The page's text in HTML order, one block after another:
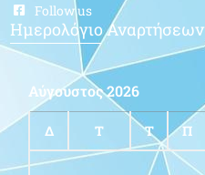
Follow us
Ημερολόγιο Αναρτήσεων
Αύγουστος 2026
Δ Τ Τ Π